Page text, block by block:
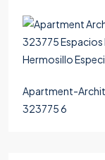
Apartment-
323775 6